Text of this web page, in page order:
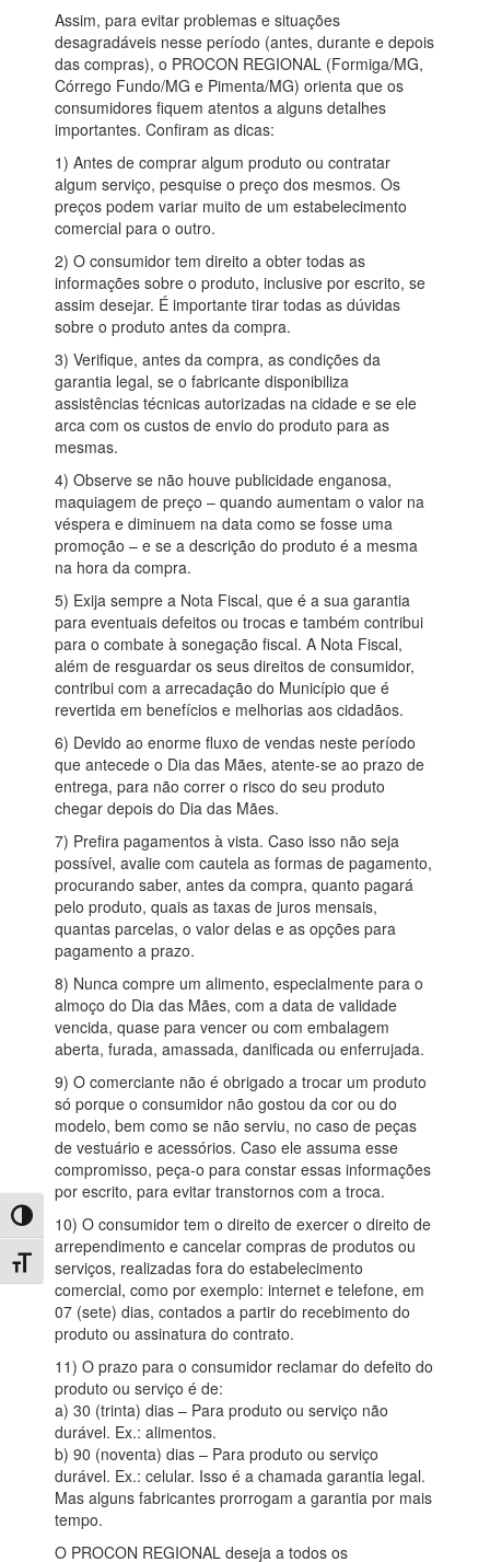
Toggle High Contrast
Toggle Font size
Assim, para evitar problemas e situações
desagradáveis nesse período (antes, durante e depois
das compras), o PROCON REGIONAL (Formiga/MG,
Córrego Fundo/MG e Pimenta/MG) orienta que os
consumidores fiquem atentos a alguns detalhes
importantes. Confiram as dicas:
1) Antes de comprar algum produto ou contratar
algum serviço, pesquise o preço dos mesmos. Os
preços podem variar muito de um estabelecimento
comercial para o outro.
2) O consumidor tem direito a obter todas as
informações sobre o produto, inclusive por escrito, se
assim desejar. É importante tirar todas as dúvidas
sobre o produto antes da compra.
3) Verifique, antes da compra, as condições da
garantia legal, se o fabricante disponibiliza
assistências técnicas autorizadas na cidade e se ele
arca com os custos de envio do produto para as
mesmas.
4) Observe se não houve publicidade enganosa,
maquiagem de preço – quando aumentam o valor na
véspera e diminuem na data como se fosse uma
promoção – e se a descrição do produto é a mesma
na hora da compra.
5) Exija sempre a Nota Fiscal, que é a sua garantia
para eventuais defeitos ou trocas e também contribui
para o combate à sonegação fiscal. A Nota Fiscal,
além de resguardar os seus direitos de consumidor,
contribui com a arrecadação do Município que é
revertida em benefícios e melhorias aos cidadãos.
6) Devido ao enorme fluxo de vendas neste período
que antecede o Dia das Mães, atente-se ao prazo de
entrega, para não correr o risco do seu produto
chegar depois do Dia das Mães.
7) Prefira pagamentos à vista. Caso isso não seja
possível, avalie com cautela as formas de pagamento,
procurando saber, antes da compra, quanto pagará
pelo produto, quais as taxas de juros mensais,
quantas parcelas, o valor delas e as opções para
pagamento a prazo.
8) Nunca compre um alimento, especialmente para o
almoço do Dia das Mães, com a data de validade
vencida, quase para vencer ou com embalagem
aberta, furada, amassada, danificada ou enferrujada.
9) O comerciante não é obrigado a trocar um produto
só porque o consumidor não gostou da cor ou do
modelo, bem como se não serviu, no caso de peças
de vestuário e acessórios. Caso ele assuma esse
compromisso, peça-o para constar essas informações
por escrito, para evitar transtornos com a troca.
10) O consumidor tem o direito de exercer o direito de
arrependimento e cancelar compras de produtos ou
serviços, realizadas fora do estabelecimento
comercial, como por exemplo: internet e telefone, em
07 (sete) dias, contados a partir do recebimento do
produto ou assinatura do contrato.
11) O prazo para o consumidor reclamar do defeito do
produto ou serviço é de:
a) 30 (trinta) dias – Para produto ou serviço não
durável. Ex.: alimentos.
b) 90 (noventa) dias – Para produto ou serviço
durável. Ex.: celular. Isso é a chamada garantia legal.
Mas alguns fabricantes prorrogam a garantia por mais
tempo.
O PROCON REGIONAL deseja a todos os